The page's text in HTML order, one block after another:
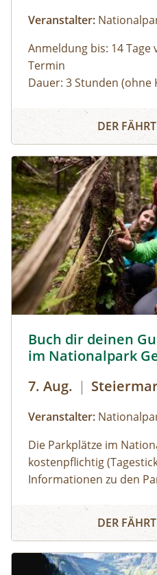
Veranstalter:
Anmeldung bis: 14
Termin
Dauer: 3 Stunden (ohne
Gesäuse mit
Natur und besondere
Bus muss gestellt
Kaffeepause im
Gstatterboden möglich
inkludiert, muss selbst
werden).Wetterfeste
Schuhwerk für
empfehlenswert.
Panoramarundfahrt im
DER
Buch dir deinen
im Nationalpark
7. Aug. |
Veranstalter:
Die Parkplätze im
kostenpflichtig
Informationen zu den
den Nationalpark
Familien, Erwachsene
Kinder und Jugendliche
Buch dir deinen Guide -
DER